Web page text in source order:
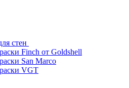
стен
Finch от Goldshell
San Marco
VGT